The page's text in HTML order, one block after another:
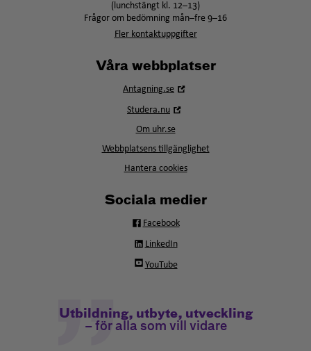
(lunchstängt kl. 12–13)
Frågor om bedömning mån–fre 9–16
Fler kontaktuppgifter
Våra webbplatser
Antagning.se
Studera.nu
fönster
Om uhr.se
Webbplatsens tillgänglighet
Hantera cookies
Sociala medier
Facebook
LinkedIn
YouTube
Utbildning, utbyte, utveckling
– för alla som vill vidare